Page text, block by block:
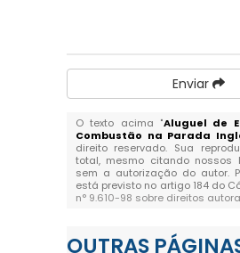
Enviar
O texto acima "Aluguel de
Combustão na Parada
direito reservado. Sua
total, mesmo citando nossos
sem a autorização do autor.
está previsto no artigo 184 do
n° 9.610-98 sobre direitos
OUTRAS